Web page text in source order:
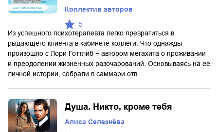
Коллектив авторов
5
Из успешного психотерапевта легко превратиться в
рыдающего клиента в кабинете коллеги. Что однажды
произошло с Лори Готтлиб − автором мегахита о проживании
и преодолении жизненных разочарований. Основываясь на ее
личной истории, собрали в саммари отв…
Душа. Никто, кроме тебя
Алиса Селезнёва